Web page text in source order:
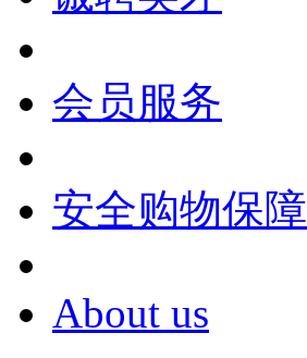
会员服务
安全购物保障
About us